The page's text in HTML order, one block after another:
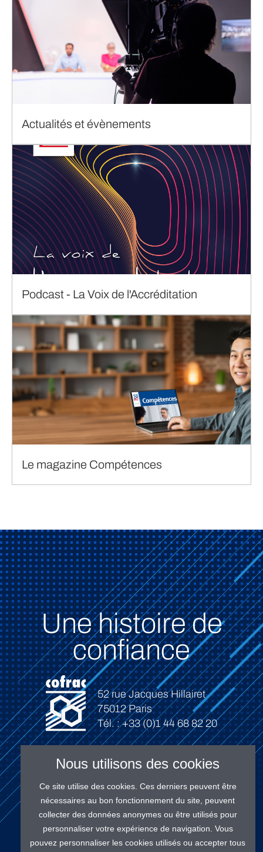
Actualités et évènements
Podcast - La Voix de l'Accréditation
Le magazine Compétences
Une histoire de
confiance
52 rue Jacques Hillairet
75012 Paris
Tél. : +33 (0)1 44 68 82 20
Connexion
Nous utilisons des cookies
Ce site utilise des cookies. Ces derniers peuvent être
nécessaires au bon fonctionnement du site, peuvent
collecter des données anonymes ou être utilisés pour
personnaliser votre expérience de navigation. Vous
pouvez personnaliser les cookies utilisés ou accepter tous